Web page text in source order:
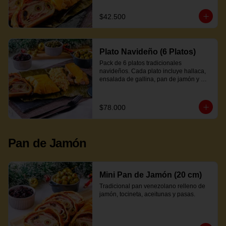
$42.500
Plato Navideño (6 Platos)
Pack de 6 platos tradicionales
navideños. Cada plato incluye hallaca,
ensalada de gallina, pan de jamón y
$78.000
Pan de Jamón
Mini Pan de Jamón (20 cm)
Tradicional pan venezolano relleno de
jamón, tocineta, aceitunas y pasas.